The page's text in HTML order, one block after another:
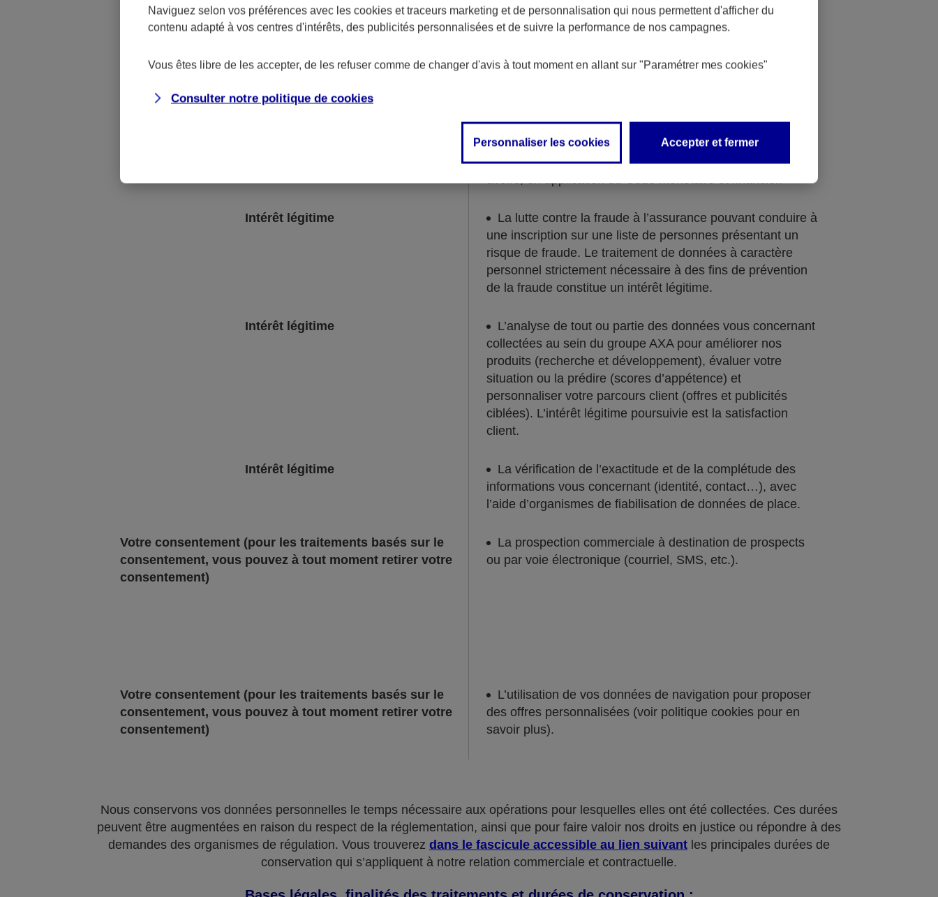
condamnations et mesures de sûreté soit au moment de la
souscription du contrat d’assurance, soit en cours de son
et contentieux.
Respect de nos obligations légales et réglementaires
financement du terrorisme, avec la mise en place d’une
surveillance des contrats pouvant aboutir à la rédaction
d’une déclaration de soupçon ou à une mesure de gel des
avoirs, en application du Code monétaire et financier.
Intérêt légitime
La lutte contre la fraude à l’assurance pouvant conduire à
une inscription sur une liste de personnes présentant un
risque de fraude. Le traitement de données à caractère
personnel strictement nécessaire à des fins de prévention
de la fraude constitue un intérêt légitime.
Intérêt légitime
L’analyse de tout ou partie des données vous concernant
collectées au sein du groupe AXA pour améliorer nos
produits (recherche et développement), évaluer votre
situation ou la prédire (scores d’appétence) et
personnaliser votre parcours client (offres et publicités
ciblées). L’intérêt légitime poursuivie est la satisfaction
client.
Intérêt légitime
La vérification de l’exactitude et de la complétude des
informations vous concernant (identité, contact…), avec
l’aide d’organismes de fiabilisation de données de place.
Votre consentement (pour les traitements basés sur le
consentement, vous pouvez à tout moment retirer votre
consentement)
La prospection commerciale à destination de prospects
ou par voie électronique (courriel, SMS, etc.).
Votre consentement (pour les traitements basés sur le
consentement, vous pouvez à tout moment retirer votre
consentement)
L’utilisation de vos données de navigation pour proposer
des offres personnalisées (voir politique cookies pour en
savoir plus).
Nous conservons vos données personnelles le temps nécessaire aux opérations pour lesquelles elles ont été collectées. Ces durées
peuvent être augmentées en raison du respect de la réglementation, ainsi que pour faire valoir nos droits en justice ou répondre à des
demandes des organismes de régulation. Vous trouverez dans le fascicule accessible au lien suivant les principales durées de
conservation qui s’appliquent à notre relation commerciale et contractuelle.
Naviguez selon vos préférences avec les cookies et traceurs marketing et de personnalisation qui nous permettent d'afficher du
contenu adapté à vos centres d'intérêts, des publicités personnalisées et de suivre la performance de nos campagnes.
Vous êtes libre de les accepter, de les refuser comme de changer d'avis à tout moment en allant sur "Paramétrer mes cookies"
Consulter notre politique de cookies
Personnaliser les cookies Accepter et fermer